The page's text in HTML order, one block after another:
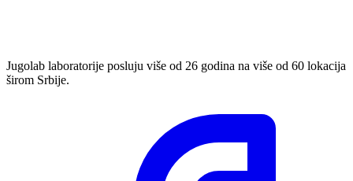
Jugolab laboratorije posluju više od 26 godina na više od 60 lokacija
širom Srbije.